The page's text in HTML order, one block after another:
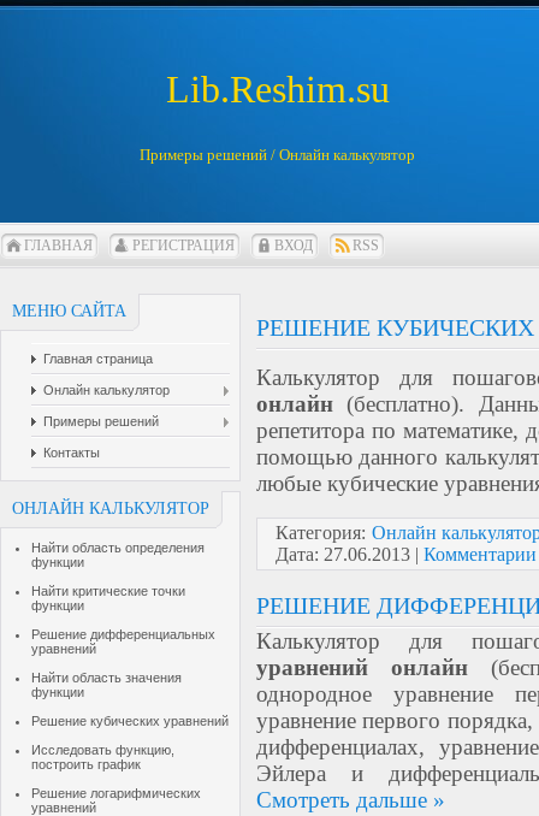
Lib.Reshim.su
Примеры решений /Онлайн калькулятор
ГЛАВНАЯ РЕГИСТРАЦИЯ ВХОД RSS
МЕНЮ САЙТА
Главная страница
Онлайн калькулятор
Примеры решений
Контакты
ОНЛАЙН КАЛЬКУЛЯТОР
Найти область определения
функции
Найти критические точки
функции
Решение дифференциальных
уравнений
Найти область значения
функции
Решение кубических уравнений
Исследовать функцию,
построить график
Решение логарифмических
уравнений
РЕШЕНИЕ
Калькулятор для
онлайн (бесплатно).
репетитора по математике,
помощью данного
любые кубические
Категория: Онлайн
Дата: 27.06.2013 |
РЕШЕНИЕ
Калькулятор для
уравнений онлайн
однородное уравнение
уравнение первого
дифференциалах,
Эйлера и
Смотреть дальше »